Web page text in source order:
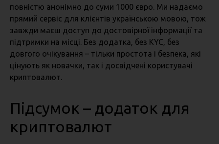
повністю анонімно до суми 1000 євро. Ми надаємо
прямий сервіс для клієнтів українською мовою, тож
завжди маєш доступ до достовірної інформації та
підтримки на місці. Без додатка, без KYC, без
довгого очікування – тільки простота і безпека, які
цінують як новачки, так і досвідчені користувачі
криптовалют.
Підсумок – додаток для
криптовалют